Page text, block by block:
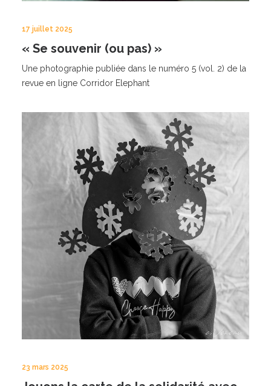
17 juillet 2025
« Se souvenir (ou pas) »
Une photographie publiée dans le numéro 5 (vol. 2) de la
revue en ligne Corridor Elephant
23 mars 2025